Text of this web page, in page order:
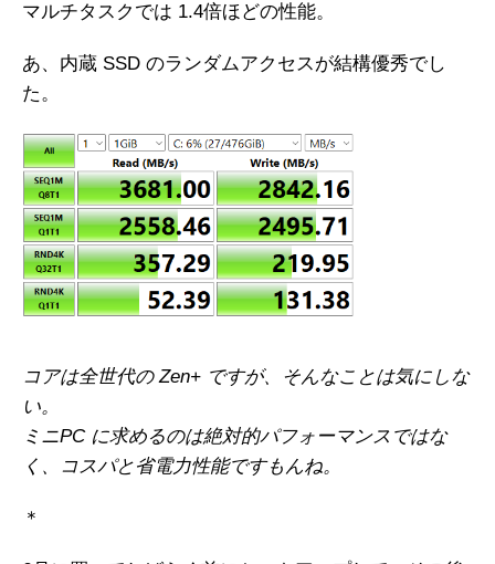
マルチタスクでは 1.4倍ほどの性能。
あ、内蔵 SSD のランダムアクセスが結構優秀でし
た。
コアは全世代のZen+ ですが、そんなことは気にしな
い。
ミニPC に求めるのは絶対的パフォーマンスではな
く、コスパと省電力性能ですもんね。
＊